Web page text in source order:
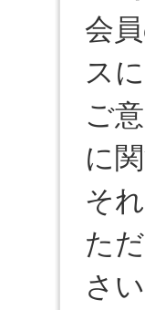
会
ス
ご
に
そ
た
さい